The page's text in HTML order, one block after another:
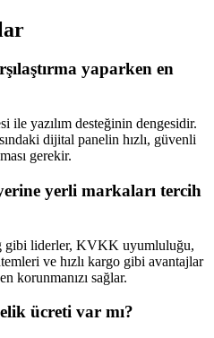
yaparken en
ile yazılım desteğinin dengesidir.
dijital panelin hızlı, güvenli
gerekir.
yerli markaları tercih
gibi liderler, KVKK uyumluluğu,
ve hızlı kargo gibi avantajlar
korunmanızı sağlar.
ücreti var mı?